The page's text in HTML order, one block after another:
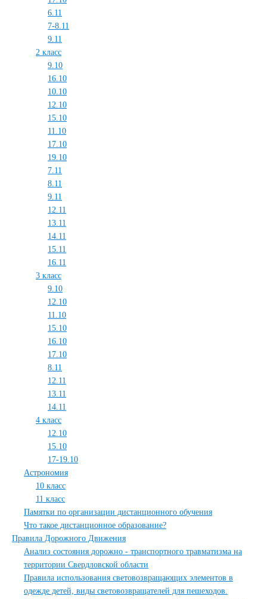
6.11
7-8.11
9.11
2 класс
9.10
16.10
10.10
12.10
15.10
11.10
17.10
19.10
7.11
8.11
9.11
12.11
13.11
14.11
15.11
16.11
3 класс
9.10
12.10
11.10
15.10
16.10
17.10
8.11
12.11
13.11
14.11
4 класс
12.10
15.10
17-19.10
Астрономия
10 класс
11 класс
Памятки по организации дистанционного обучения
Что такое дистанционное образование?
Правила Дорожного Движения
Анализ состояния дорожно - транспортного травматизма на
территории Свердловской области
Правила использования световозвращающих элементов в
одежде детей, виды световозвращателей для пешеходов.